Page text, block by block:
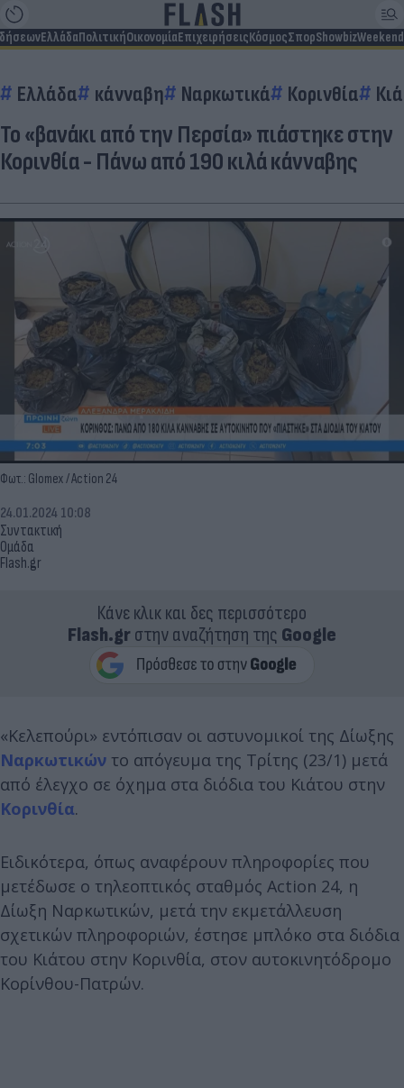
ΕλλάδαΠολιτικήΟικονομίαΕπιχειρήσειςΚόσμοςΣπορShowbizWeekend
Ελλάδα κάνναβη Ναρκωτικά Κορινθία
Το «βανάκι από την Περσία» πιάστηκε στην
Κορινθία - Πάνω από 190 κιλά κάνναβης
Φωτ.: Glomex / Action 24
Συντακτική
Ομάδα
Flash.gr
24.01.2024 10:08
Κάνε κλικ και δες περισσότερο
Flash.grστην αναζήτηση της Google
«Κελεπούρι» εντόπισαν οι αστυνομικοί της Δίωξης
Ναρκωτικών το απόγευμα της Τρίτης (23/1) μετά
από έλεγχο σε όχημα στα διόδια του Κιάτου στην
Κορινθία.
Ειδικότερα, όπως αναφέρουν πληροφορίες που
μετέδωσε ο τηλεοπτικός σταθμός Action 24, η
Δίωξη Ναρκωτικών, μετά την εκμετάλλευση
σχετικών πληροφοριών, έστησε μπλόκο στα διόδια
του Κιάτου στην Κορινθία, στον αυτοκινητόδρομο
Κορίνθου-Πατρών.